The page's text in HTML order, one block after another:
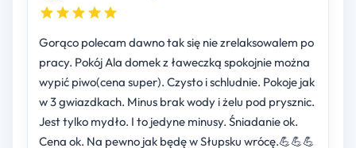
Gorąco polecam dawno tak się nie zrelaksowalem po
pracy. Pokój Ala domek z ławeczką spokojnie można
wypić piwo(cena super). Czysto i schludnie. Pokoje jak
w 3 gwiazdkach. Minus brak wody i żelu pod prysznic.
Jest tylko mydło. I to jedyne minusy. Śniadanie ok.
Cena ok. Na pewno jak będę w Słupsku wrócę.💪💪💪